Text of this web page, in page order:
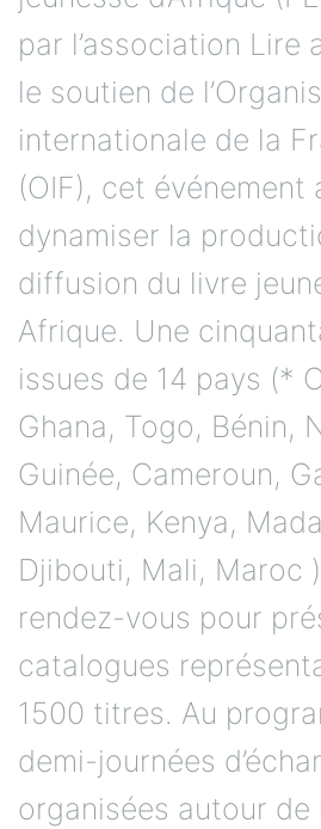
par l’association Lire
le soutien de
internationale de la
(OIF), cet événement
dynamiser la
diffusion du livre
Afrique. Une
issues de 14 pays (*
Ghana, Togo, Bénin,
Guinée, Cameroun,
Maurice, Kenya,
Djibouti, Mali, Maroc
rendez-vous pour
catalogues
1500 titres. Au
demi-journées
organisées autour